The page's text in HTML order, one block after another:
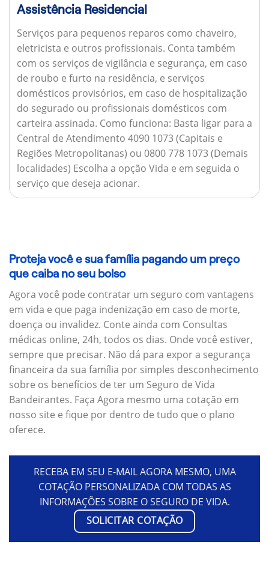
Assistência Residencial
Serviços para pequenos reparos como chaveiro,
eletricista e outros profissionais. Conta também
com os serviços de vigilância e segurança, em caso
de roubo e furto na residência, e serviços
domésticos provisórios, em caso de hospitalização
do segurado ou profissionais domésticos com
carteira assinada. Como funciona: Basta ligar para a
Central de Atendimento 4090 1073 (Capitais e
Regiões Metropolitanas) ou 0800 778 1073 (Demais
localidades) Escolha a opção Vida e em seguida o
serviço que deseja acionar.
Proteja você e sua família pagando um preço
que caiba no seu bolso
Agora você pode contratar um seguro com vantagens
em vida e que paga indenização em caso de morte,
doença ou invalidez. Conte ainda com Consultas
médicas online, 24h, todos os dias. Onde você estiver,
sempre que precisar. Não dá para expor a segurança
financeira da sua família por simples desconhecimento
sobre os benefícios de ter um Seguro de Vida
Bandeirantes. Faça Agora mesmo uma cotação em
nosso site e fique por dentro de tudo que o plano
oferece.
RECEBA EM SEU E-MAIL AGORA MESMO, UMA
COTAÇÃO PERSONALIZADA COM TODAS AS
INFORMAÇÕES SOBRE O SEGURO DE VIDA.
SOLICITAR COTAÇÃO